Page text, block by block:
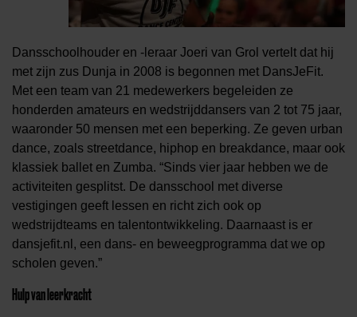
Dansschoolhouder en -leraar Joeri van Grol vertelt dat hij
met zijn zus Dunja in 2008 is begonnen met DansJeFit.
Met een team van 21 medewerkers begeleiden ze
honderden amateurs en wedstrijddansers van 2 tot 75 jaar,
waaronder 50 mensen met een beperking. Ze geven urban
dance, zoals streetdance, hiphop en breakdance, maar ook
klassiek ballet en Zumba. “Sinds vier jaar hebben we de
activiteiten gesplitst. De dansschool met diverse
vestigingen geeft lessen en richt zich ook op
wedstrijdteams en talentontwikkeling. Daarnaast is er
dansjefit.nl, een dans- en beweegprogramma dat we op
scholen geven.”
Hulp van leerkracht